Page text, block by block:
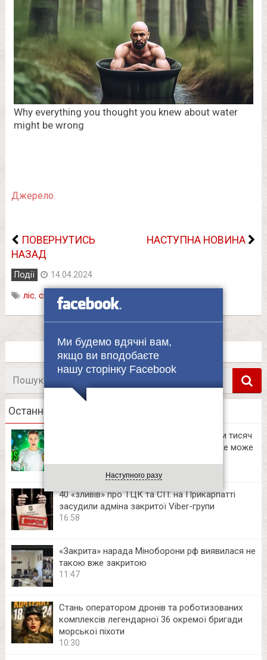
Джерело.
ПОВЕРНУТИСЬ
НАЗАД
НАСТУПНА НОВИНА
Події 14.04.2024
ліс, смерть хлопець
Пошук
Останні новини
Українські блогери заробляють десятки тисяч
на приватних Telegram-каналах. Тепер це може
40 «зливів» про ТЦК та СП: на Прикарпатті
засудили адміна закритої Viber-групи
16:58
«Закрита» нарада Міноборони рф виявилася не
такою вже закритою
11:47
Стань оператором дронів та роботизованих
комплексів легендарної 36 окремої бригади
морської піхоти
10:30
Ми будемо вдячні вам,
якщо ви вподобаєте
нашу сторінку Facebook
Наступного разу